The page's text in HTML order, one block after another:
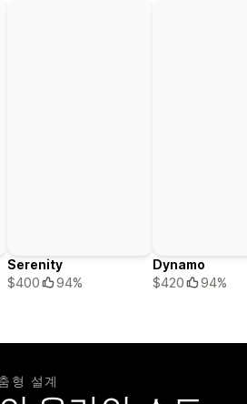
Serenity
$400
94%
Dynamo
$420
94%
형 설계